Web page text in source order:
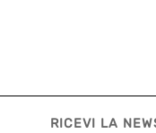
RICEVI LA